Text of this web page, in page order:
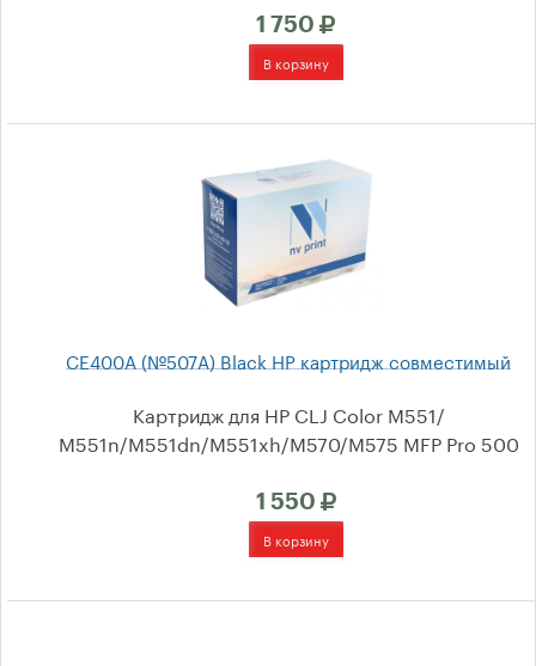
1 750
CE400A (№507A) Black HP картридж совместимый
Картридж для HP CLJ Color M551/
М551n/M551dn/M551xh/M570/M575 MFP Pro 500
1 550